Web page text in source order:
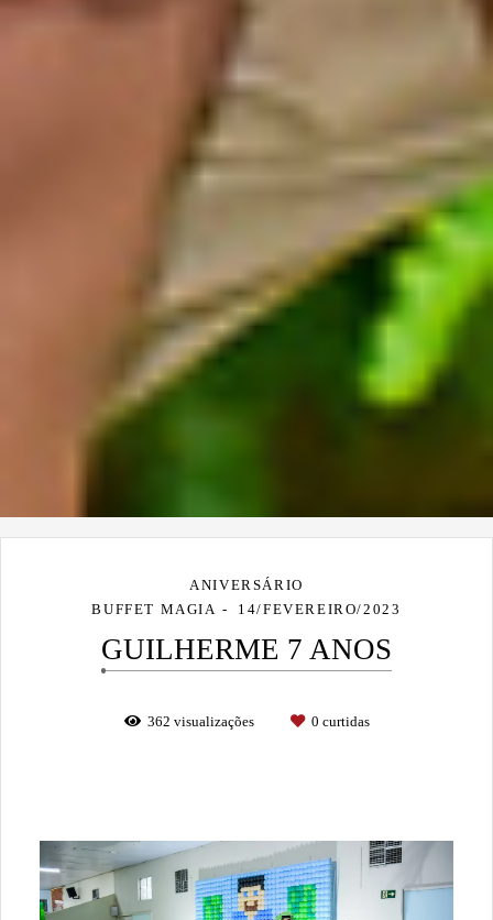
ANIVERSÁRIO
BUFFET MAGIA
14/FEVEREIRO/2023
GUILHERME 7 ANOS
362 visualizações 0 curtidas